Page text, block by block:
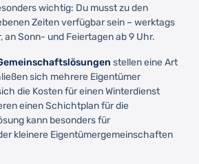
wichtig: Du musst zu den
Zeiten verfügbar sein – werktags
an Sonn- und Feiertagen ab 9 Uhr.
stellen eine Art
sich mehrere Eigentümer
die Kosten für einen Winterdienst
einen Schichtplan für die
kann besonders für
kleinere Eigentümergemeinschaften